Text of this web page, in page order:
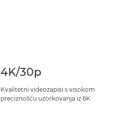
4K/30p
Kvalitetni videozapisi s visokom
preciznošću uzorkovanja iz 6K